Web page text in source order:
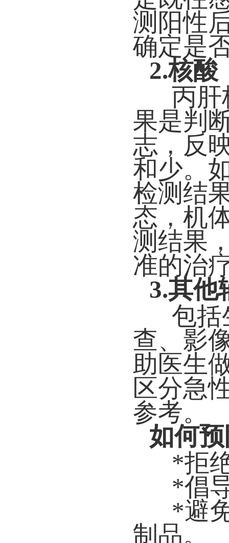
测阳性
确定是
2.核
丙
果是判
志，反
和少。
检测结
态，机
测结果
准的治
3.其他
包括
查、影
助医生
区分急
参考。
如何
*拒
*倡
*避
制品。